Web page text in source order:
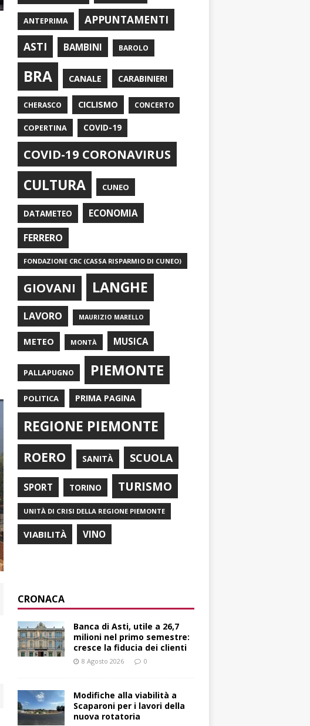
ANTEPRIMA
APPUNTAMENTI
ASTI
BAMBINI BAROLO
BRA CANALE CARABINIERI
CHERASCO CICLISMO CONCERTO
COPERTINA COVID-19
COVID-19 CORONAVIRUS
CULTURA CUNEO
DATAMETEO ECONOMIA
FERRERO
FONDAZIONE CRC (CASSA RISPARMIO DI CUNEO)
GIOVANI LANGHE
LAVORO MAURIZIO MARELLO
METEO MONTÀ MUSICA
PALLAPUGNO PIEMONTE
POLITICA PRIMA PAGINA
REGIONE PIEMONTE
ROERO SANITÀ SCUOLA
SPORT TORINO TURISMO
UNITÀ DI CRISI DELLA REGIONE PIEMONTE
VIABILITÀ VINO
CRONACA
Banca di Asti, utile a 26,7
milioni nel primo semestre:
cresce la fiducia dei clienti
8 Agosto 2026 0
Modifiche alla viabilità a
Scaparoni per i lavori della
nuova rotatoria